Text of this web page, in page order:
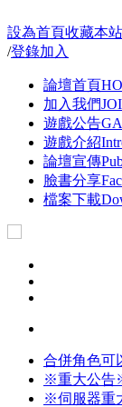
設為首頁收藏本站
/登錄加入
論壇首頁
加入我們
遊戲公告
遊戲介紹
論壇宣傳
臉書分享
檔案下載
合併角色可
※重大公告
※伺服器重